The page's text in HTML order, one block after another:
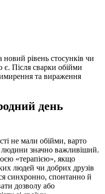
рівень стосунків чи
є. Після сварки обійми
та вираження
день
не мали обійми, варто
людини значно важливіший.
«терапією», якщо
людей чи добрих друзів
синхронно, спонтанно й
дозволу або